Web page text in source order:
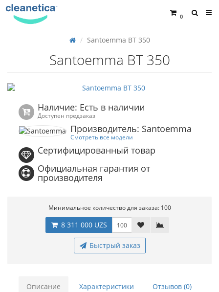
0
Santoemma BT 350
Santoemma BT 350
Наличие: Есть в наличии
Доступен предзаказ
Производитель: Santoemma
Смотреть все модели
Сертифицированный товар
Официальная гарантия от
производителя
Минимальное количество для заказа: 100
8 311 000 UZS
Быстрый заказ
Описание Характеристики Отзывов (0)